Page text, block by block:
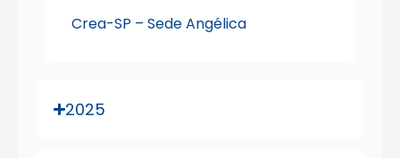
Crea-SP – Sede Angélica
2025